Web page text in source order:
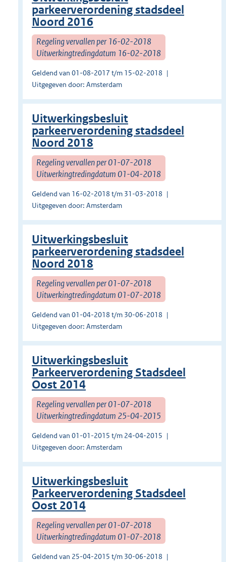
parkeerverordening stadsdeel
Noord 2016
Regeling vervallen per 16-02-2018
Uitwerkingtredingdatum 16-02-2018
Geldend van 01-08-2017 t/m 15-02-2018
Uitgegeven door: Amsterdam
Uitwerkingsbesluit
parkeerverordening stadsdeel
Noord 2018
Regeling vervallen per 01-07-2018
Uitwerkingtredingdatum 01-04-2018
Geldend van 16-02-2018 t/m 31-03-2018
Uitgegeven door: Amsterdam
Uitwerkingsbesluit
parkeerverordening stadsdeel
Noord 2018
Regeling vervallen per 01-07-2018
Uitwerkingtredingdatum 01-07-2018
Geldend van 01-04-2018 t/m 30-06-2018
Uitgegeven door: Amsterdam
Uitwerkingsbesluit
Parkeerverordening Stadsdeel
Oost 2014
Regeling vervallen per 01-07-2018
Uitwerkingtredingdatum 25-04-2015
Geldend van 01-01-2015 t/m 24-04-2015
Uitgegeven door: Amsterdam
Uitwerkingsbesluit
Parkeerverordening Stadsdeel
Oost 2014
Regeling vervallen per 01-07-2018
Uitwerkingtredingdatum 01-07-2018
Geldend van 25-04-2015 t/m 30-06-2018